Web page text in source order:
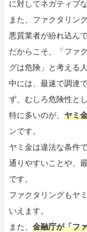
に対してネガティブ
また、ファクタリン
悪質業者が紛れ込ん
だからこそ、「ファ
グは危険」と考える
中には、最速で調達
ず、むしろ危険性と
特に多いのが、 ヤミ
ンです。
ヤミ金は違法な条件
通りやすいことや、
です。
ファクタリングもヤ
いえます。
また、 金融庁が「フ